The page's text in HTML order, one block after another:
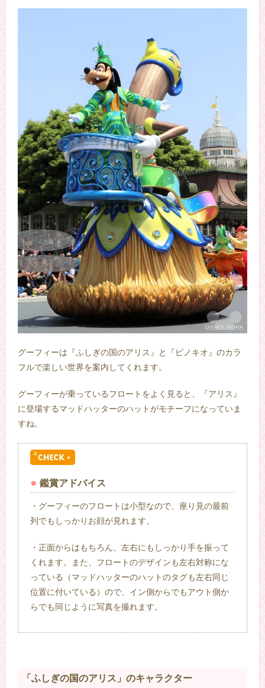
グーフィーは『ふしぎの国のアリス』と『ピノキオ』のカラ
フルで楽しい世界を案内してくれます。
グーフィーが乗っているフロートをよく見ると、『アリス』
に登場するマッドハッターのハットがモチーフになっていま
すね。
鑑賞アドバイス
・グーフィーのフロートは小型なので、座り見の最前
列でもしっかりお顔が見れます。
・正面からはもちろん、左右にもしっかり手を振って
くれます。また、フロートのデザインも左右対称にな
っている（マッドハッターのハットのタグも左右同じ
位置に付いている）ので、イン側からでもアウト側か
らでも同じように写真を撮れます。
「ふしぎの国のアリス」のキャラクター